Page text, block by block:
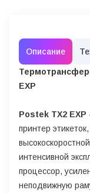
Описание
EXP
Postek TX2 EXP
принтер
интенсивной
процессор,
неподвижную